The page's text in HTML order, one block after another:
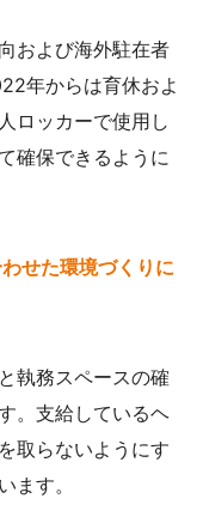
および海外駐在者
年からは育休およ
ロッカーで使用し
確保できるように
せた環境づくりに
執務スペースの確
。支給しているヘ
取らないようにす
ます。